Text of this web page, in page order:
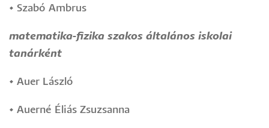
• Szabó Ambrus
matematika-fizika szakos általános iskolai
tanárként
• Auer László
• Auerné Éliás Zsuzsanna